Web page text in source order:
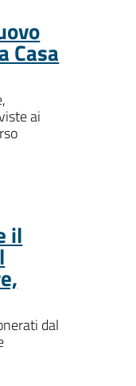
Casa
ai
il
dal